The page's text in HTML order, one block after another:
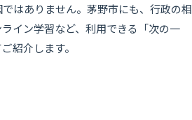
はありません。茅野市にも、行政の相
イン学習など、利用できる「次の一
紹介します。